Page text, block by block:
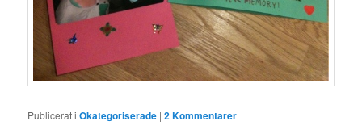
Publicerat i Okategoriserade |2Kommentarer